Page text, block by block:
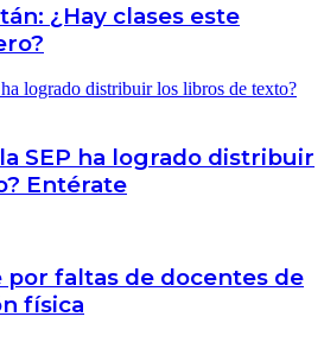
¿Hay clases este
SEP ha logrado distribuir
Entérate
por faltas de docentes de
física